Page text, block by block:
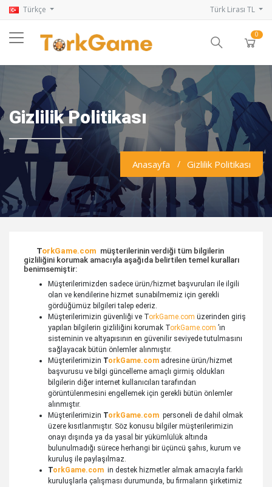
Türkçe Türk Lirası TL
0
Gizlilik Politikası
Anasayfa Gizlilik Politikası
TorkGame.com müşterilerinin verdiği tüm bilgilerin
gizliliğini korumak amacıyla aşağıda belirtilen temel kuralları
benimsemiştir:
Müşterilerimizden sadece ürün/hizmet başvuruları ile ilgili
olan ve kendilerine hizmet sunabilmemiz için gerekli
gördüğümüz bilgileri talep ederiz.
Müşterilerimizin güvenliği ve TorkGame.com üzerinden giriş
yapılan bilgilerin gizliliğini korumak TorkGame.com ’ın
sisteminin ve altyapısının en güvenilir seviyede tutulmasını
sağlayacak bütün önlemler alınmıştır.
Müşterilerimizin TorkGame.com adresine ürün/hizmet
başvurusu ve bilgi güncelleme amaçlı girmiş oldukları
bilgilerin diğer internet kullanıcıları tarafından
görüntülenmesini engellemek için gerekli bütün önlemler
alınmıştır.
Müşterilerimizin TorkGame.com personeli de dahil olmak
üzere kısıtlanmıştır. Söz konusu bilgiler müşterilerimizin
onayı dışında ya da yasal bir yükümlülük altında
bulunulmadığı sürece herhangi bir üçüncü şahıs, kurum ve
kuruluş ile paylaşılmaz.
TorkGame.com in destek hizmetler almak amacıyla farklı
kuruluşlarla çalışması durumunda, bu firmaların şirketimiz